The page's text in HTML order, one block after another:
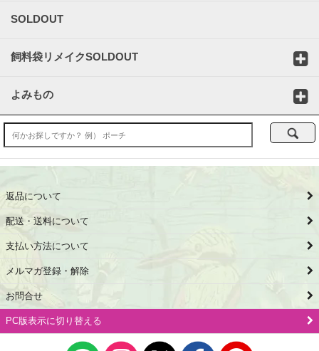
SOLDOUT
飼料袋リメイクSOLDOUT
よみもの
返品について
配送・送料について
支払い方法について
メルマガ登録・解除
お問合せ
PC版表示に切り替える